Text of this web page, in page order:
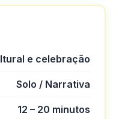
e celebração
Solo / Narrativa
12 – 20 minutos